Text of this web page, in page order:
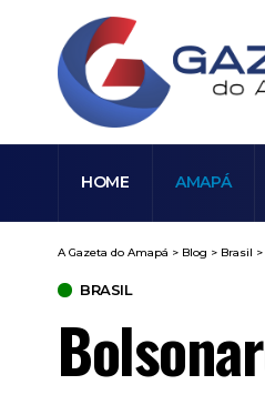
HOME AMAPÁ
A Gazeta do Amapá > Blog > Brasil >
BRASIL